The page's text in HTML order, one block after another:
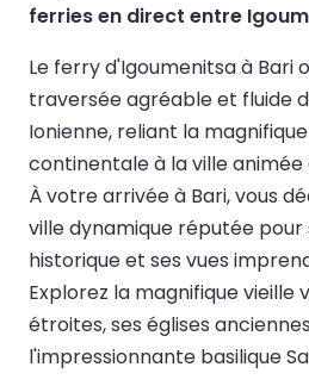
ferries en direct entre
Le ferry d'Igoumenitsa à Bari
traversée agréable et fluide
Ionienne, reliant la
continentale à la ville animée
À votre arrivée à Bari, vous
ville dynamique réputée
historique et ses vues
Explorez la magnifique vieille
étroites, ses églises
l'impressionnante basilique